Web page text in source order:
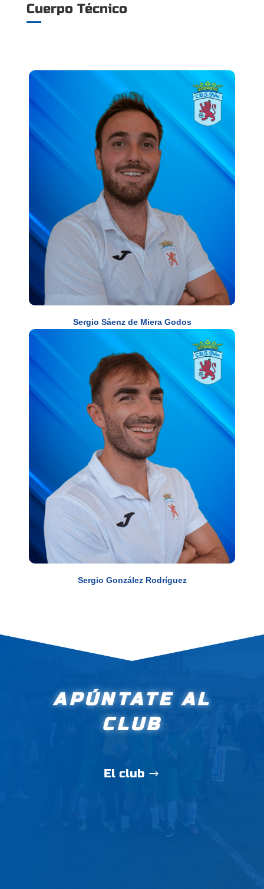
Cuerpo Técnico
Sergio Sáenz de Miera Godos
Sergio González Rodríguez
APÚNTATE AL
CLUB
El club